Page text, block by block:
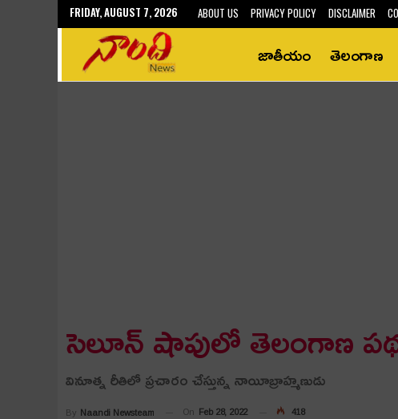
FRIDAY, AUGUST 7, 2026 ABOUT US PRIVACY POLICY DISCLAIMER
జాతీయం తెలంగాణ
సెలూన్ షాపులో తెలంగాణ
వినూత్న రీతిలో ప్రచారం చేస్తున్న నాయీబ్రాహ్మణుడు
By Naandi Newsteam On Feb 28, 2022 418